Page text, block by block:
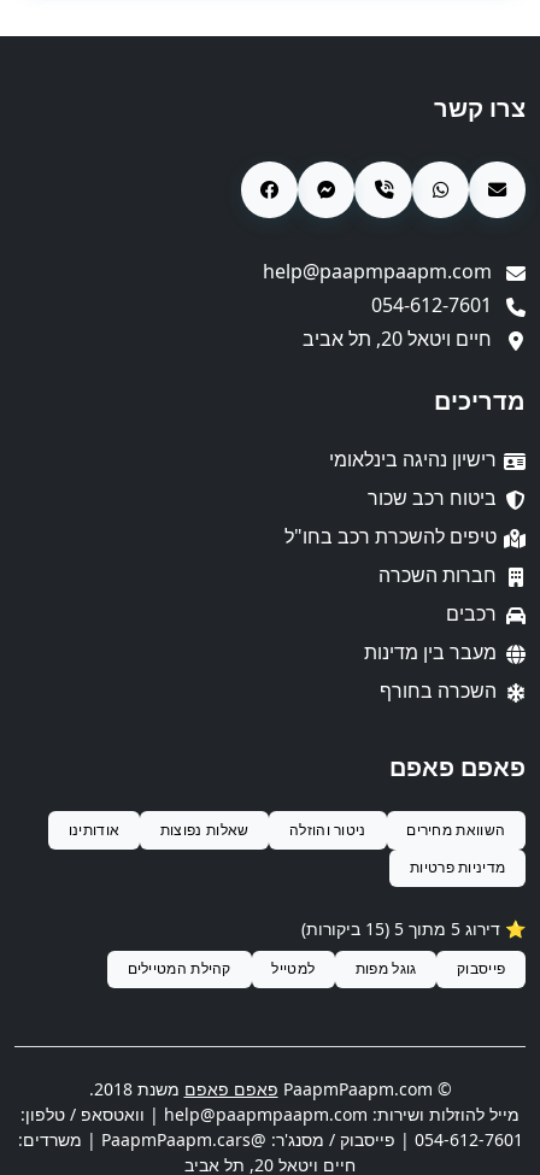
צרו קשר
חיים ויטאל 20, תל אביב
מדריכים
רישיון נהיגה בינלאומי
ביטוח רכב שכור
טיפים להשכרת רכב בחו"ל
חברות השכרה
רכבים
מעבר בין מדינות
השכרה בחורף
פאפם פאפם
השוואת מחירים ניטור והוזלה שאלות נפוצות
אודותינו
מדיניות פרטיות
⭐️ דירוג 5 מתוך 5 ( 15 ביקורות)
פייסבוק גוגל מפות למטייל קהילת המטיילים
© PaapmPaapm.com פאפם פאפם משנת 2018.
מייל להוזלות ושירות: help@paapmpaapm.com | וואטסאפ / טלפון:
054-612-7601 | פייסבוק / מסנג'ר: @PaapmPaapm.cars | משרדים:
חיים ויטאל 20
, תל אביב